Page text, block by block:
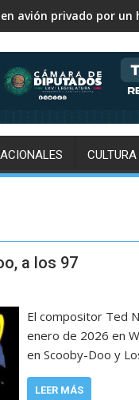
avión privado por un
CULTURA
a los 97
El compositor Ted
enero de 2026 en
en Scooby-Doo y
LEER MÁS